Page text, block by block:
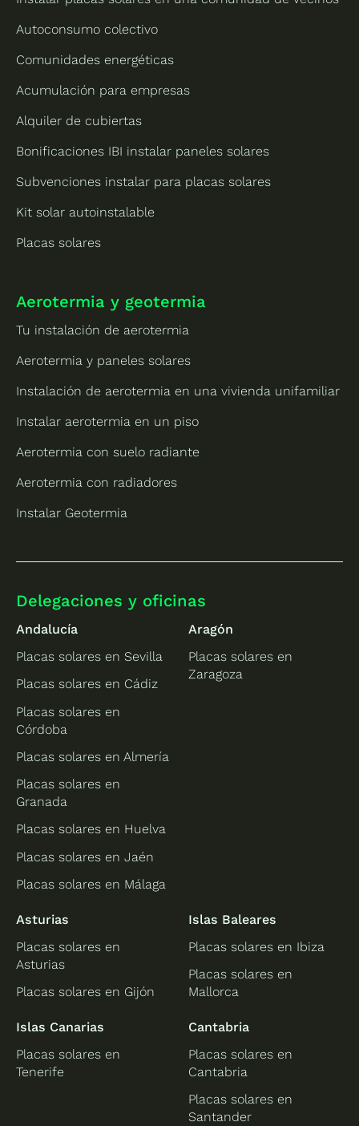
Autoconsumo colectivo
Comunidades energéticas
Acumulación para empresas
Alquiler de cubiertas
Bonificaciones IBI instalar paneles solares
Subvenciones instalar para placas solares
Kit solar autoinstalable
Placas solares
Aerotermia y geotermia
Tu instalación de aerotermia
Aerotermia y paneles solares
Instalación de aerotermia en una vivienda unifamiliar
Instalar aerotermia en un piso
Aerotermia con suelo radiante
Aerotermia con radiadores
Instalar Geotermia
Delegaciones y oficinas
Andalucía
Placas solares en Sevilla
Placas solares en Cádiz
Placas solares en
Córdoba
Placas solares en Almería
Placas solares en
Granada
Placas solares en Huelva
Placas solares en Jaén
Placas solares en Málaga
Aragón
Placas solares en
Zaragoza
Asturias
Placas solares en
Asturias
Placas solares en Gijón
Islas Baleares
Placas solares en Ibiza
Placas solares en
Mallorca
Islas Canarias
Placas solares en
Tenerife
Cantabria
Placas solares en
Cantabria
Placas solares en
Santander